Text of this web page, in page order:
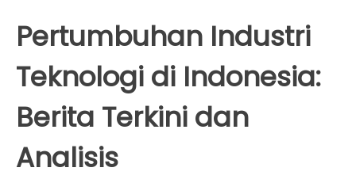
Pertumbuhan Industri
Teknologi di Indonesia:
Berita Terkini dan
Analisis